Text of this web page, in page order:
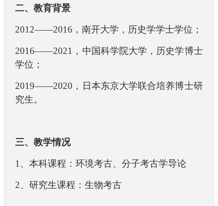
二、教育背景
2012——2016 ，南开大学，历史学学士学位；
2016——2021 ，中国科学院大学，历史学博士
学位；
2019——2020 ，日本东京大学联合培养博士研
究生。
三、教学情况
1、本科课程：环境考古、分子考古学导论
2、研究生课程：生物考古